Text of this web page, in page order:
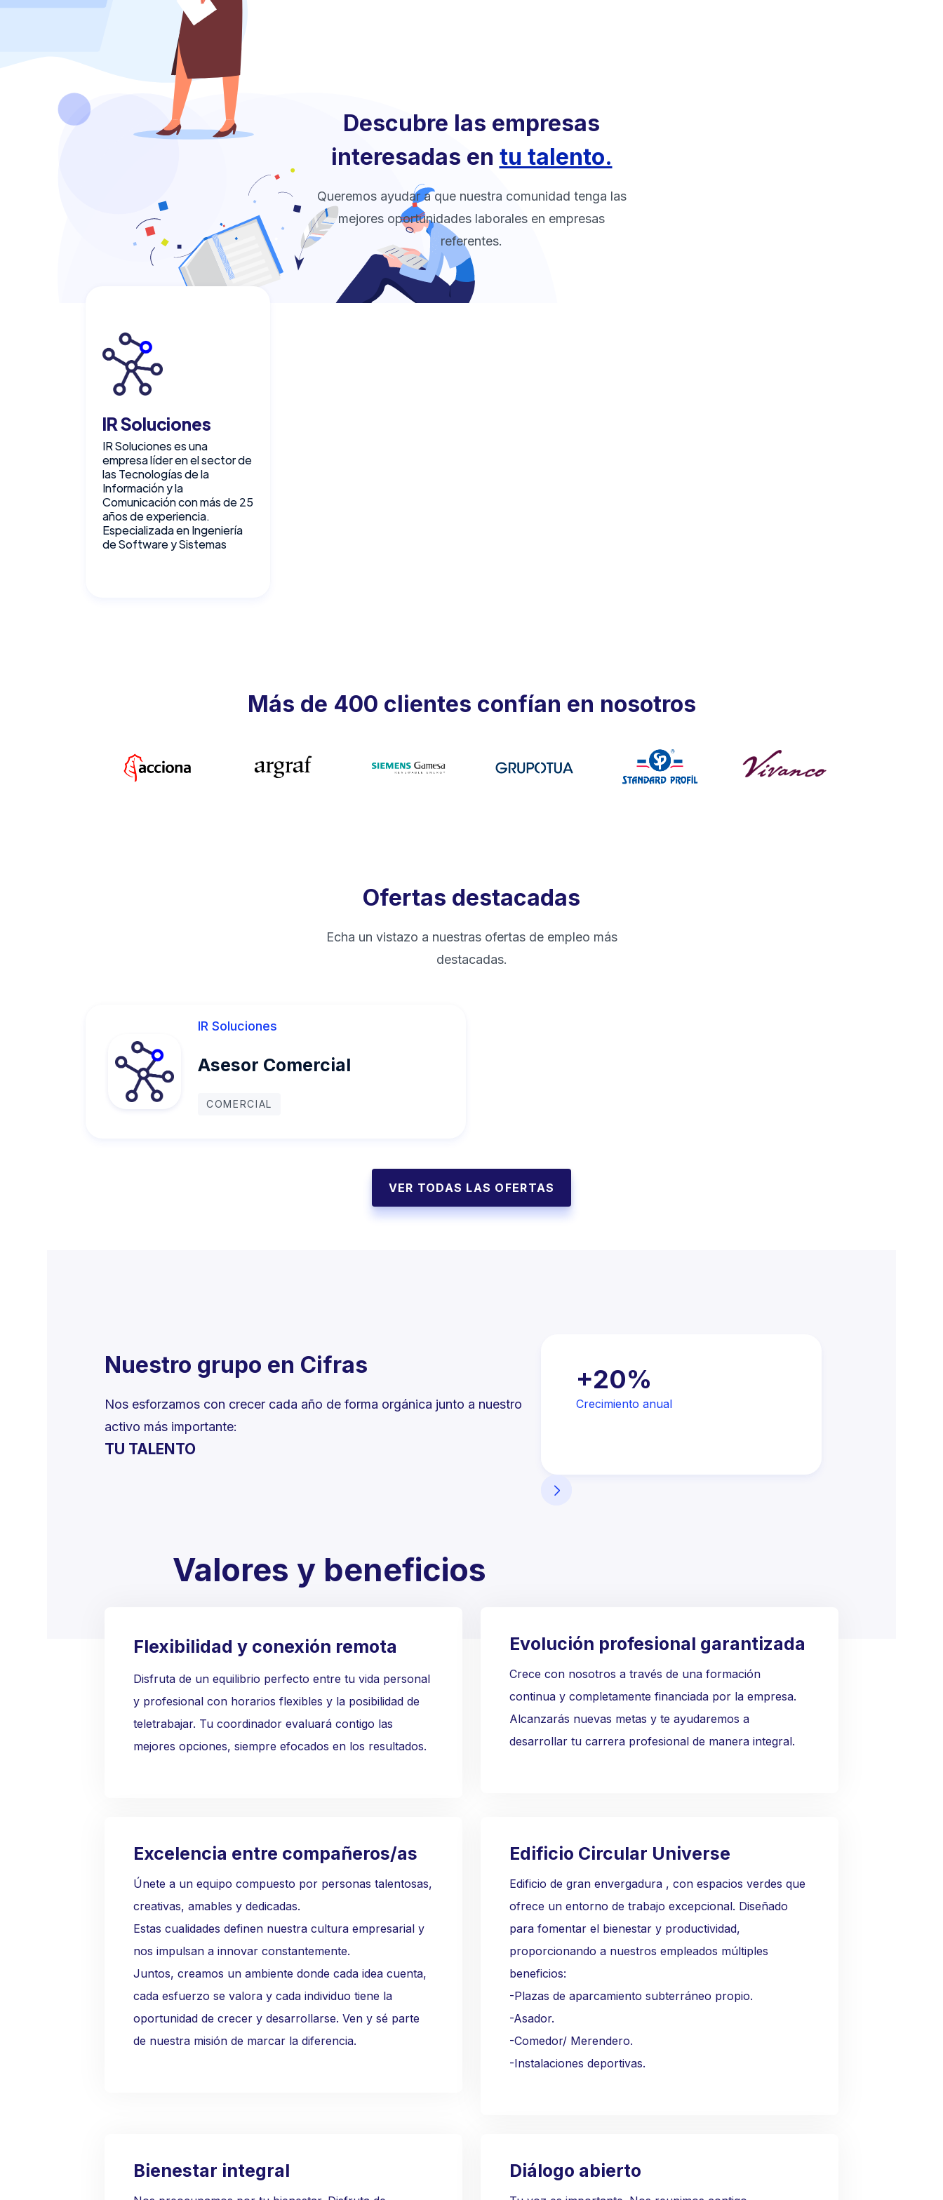
Descubre las empresas
interesadas en tu talento.
Queremos ayudar a que nuestra comunidad tenga las
mejores oportunidades laborales en empresas
referentes.
IR Soluciones
IR Soluciones es una
empresa líder en el sector de
las Tecnologías de la
Información y la
Comunicación con más de 25
años de experiencia.
Especializada en Ingeniería
de Software y Sistemas
Más de 400 clientes confían en nosotros
Ofertas destacadas
Echa un vistazo a nuestras ofertas de empleo más
destacadas.
IR Soluciones
Asesor Comercial
COMERCIAL
VER TODAS LAS OFERTAS
Nuestro grupo en Cifras
Nos esforzamos con crecer cada año de forma orgánica junto a nuestro
activo más importante:
TU TALENTO
+5000h +20%
Crecimiento anual
Slide 3 of 6.


Valores y beneficios
Flexibilidad y conexión remota
Disfruta de un equilibrio perfecto entre tu vida personal
y profesional con horarios flexibles y la posibilidad de
teletrabajar. Tu coordinador evaluará contigo las
mejores opciones, siempre efocados en los resultados.
Evolución profesional garantizada
Crece con nosotros a través de una formación
continua y completamente financiada por la empresa.
Alcanzarás nuevas metas y te ayudaremos a
desarrollar tu carrera profesional de manera integral.
Excelencia entre compañeros/as
Únete a un equipo compuesto por personas talentosas,
creativas, amables y dedicadas.
Estas cualidades definen nuestra cultura empresarial y
nos impulsan a innovar constantemente.
Juntos, creamos un ambiente donde cada idea cuenta,
cada esfuerzo se valora y cada individuo tiene la
oportunidad de crecer y desarrollarse. Ven y sé parte
de nuestra misión de marcar la diferencia.
Edificio Circular Universe
Edificio de gran envergadura , con espacios verdes que
ofrece un entorno de trabajo excepcional. Diseñado
para fomentar el bienestar y productividad,
proporcionando a nuestros empleados múltiples
beneficios:
-Plazas de aparcamiento subterráneo propio.
-Asador.
-Comedor/ Merendero.
-Instalaciones deportivas.
Bienestar integral Diálogo abierto